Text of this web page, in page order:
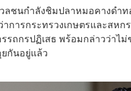
ชนกำลังชิมปลาหมอคางดำ
การกระทรวงเกษตรและสห
ถกรปฏิเสธ พร้อมกล่าวว่าไ
กันอยู่แล้ว